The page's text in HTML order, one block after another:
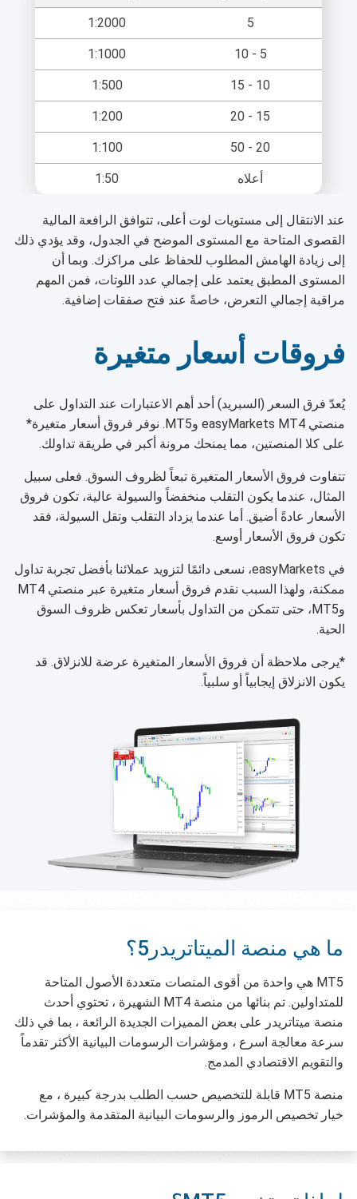
5
1:2000
5 - 10
1:1000
10 - 15
1:500
15 - 20
1:200
20 - 50
1:100
أعلاه 1:50
عند الانتقال إلى مستويات لوت أعلى، تتوافق الرافعة المالية
القصوى المتاحة مع المستوى الموضح في الجدول، وقد يؤدي ذلك
إلى زيادة الهامش المطلوب للحفاظ على مراكزك. وبما أن
المستوى المطبق يعتمد على إجمالي عدد اللوتات، فمن المهم
مراقبة إجمالي التعرض، خاصةً عند فتح صفقات إضافية.
فروقات أسعار متغيرة
يُعدّ فرق السعر (السبريد) أحد أهم الاعتبارات عند التداول على
منصتي easyMarkets MT4 وMT5. نوفر فروق أسعار متغيرة*
على كلا المنصتين، مما يمنحك مرونة أكبر في طريقة تداولك.
تتفاوت فروق الأسعار المتغيرة تبعاً لظروف السوق. فعلى سبيل
المثال، عندما يكون التقلب منخفضاً والسيولة عالية، تكون فروق
الأسعار عادةً أضيق. أما عندما يزداد التقلب وتقل السيولة، فقد
تكون فروق الأسعار أوسع.
في easyMarkets، نسعى دائمًا لتزويد عملائنا بأفضل تجربة تداول
ممكنة، ولهذا السبب نقدم فروق أسعار متغيرة عبر منصتي MT4
وMT5، حتى تتمكن من التداول بأسعار تعكس ظروف السوق
الحية.
*يرجى ملاحظة أن فروق الأسعار المتغيرة عرضة للانزلاق. قد
يكون الانزلاق إيجابياً أو سلبياً.
ما هي منصة الميتاتريدر5؟
MT5 هي واحدة من أقوى المنصات متعددة الأصول المتاحة
للمتداولين. تم بنائها من منصة MT4 الشهيرة ، تحتوي أحدث
منصة ميتاتريدر على بعض المميزات الجديدة الرائعة ، بما في ذلك
سرعة معالجة اسرع ، ومؤشرات الرسومات البيانية الأكثر تقدماً
والتقويم الاقتصادي المدمج.
منصة MT5 قابلة للتخصيص حسب الطلب بدرجة كبيرة ، مع
خيار تخصيص الرموز والرسومات البيانية المتقدمة والمؤشرات.